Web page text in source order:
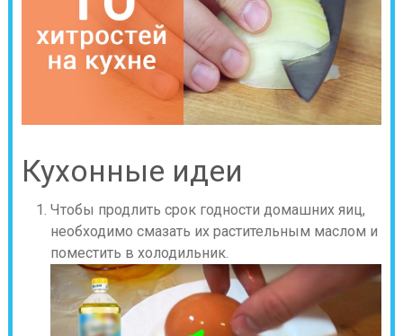
Кухонные идеи
Чтобы продлить срок годности домашних яиц,
необходимо смазать их растительным маслом и
поместить в холодильник.